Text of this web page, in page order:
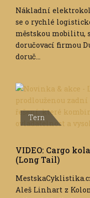
Nákladní
se o rychlé
městskou mobilitu,
doručovací firmou
doruč...
Tern
VIDEO: Cargo
(Long Tail)
Aleš Linhart z